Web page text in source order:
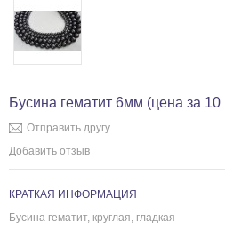
Бусина гематит 6мм (цена за 10
Отправить другу
Добавить отзыв
КРАТКАЯ ИНФОРМАЦИЯ
Бусина гематит, круглая, гладкая